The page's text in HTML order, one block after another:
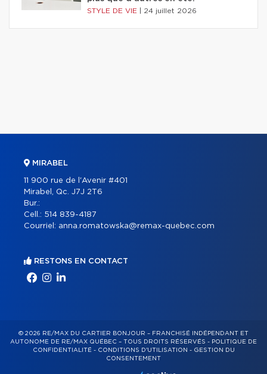
STYLE DE VIE 24 juillet 2026
MIRABEL
11 900 rue de l'Avenir #401
Mirabel, Qc. J7J 2T6
Bur.:
Cell.: 514 839-4187
Courriel: anna.romatowska@remax-quebec.com
RESTONS EN CONTACT
© 2026 RE/MAX DU CARTIER BONJOUR – FRANCHISÉ INDÉPENDANT ET
AUTONOME DE RE/MAX QUÉBEC – TOUS DROITS RÉSERVÉS - POLITIQUE DE
CONFIDENTIALITÉ- CONDITIONS D'UTILISATION - GESTION DU
CONSENTEMENT